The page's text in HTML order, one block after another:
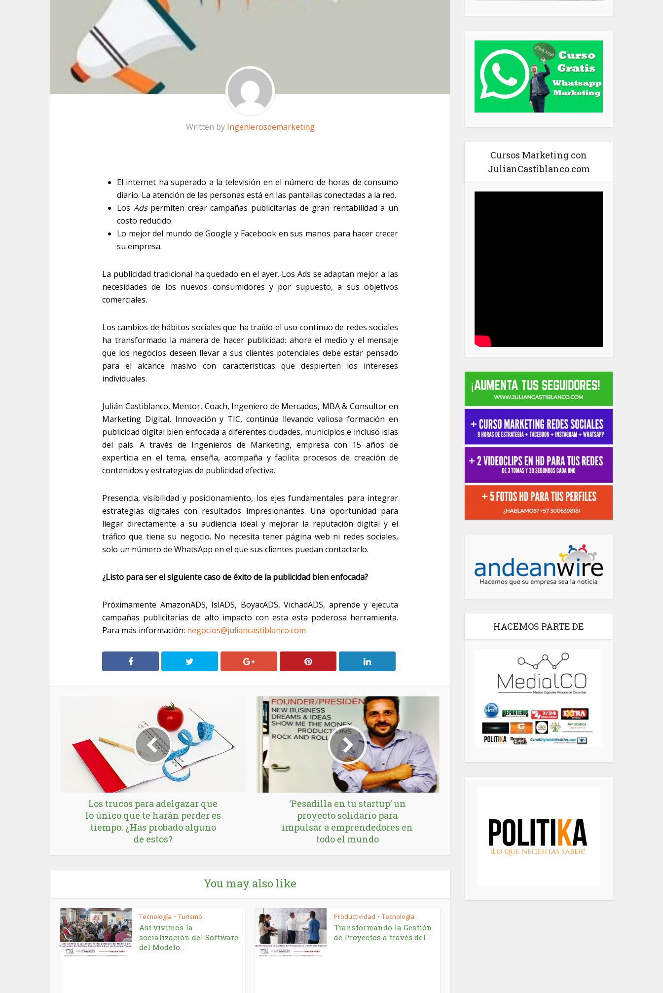
Written by Ingenierosdemarketing
El internet ha superado a la televisión en el número de horas de consumo
diario. La atención de las personas está en las pantallas conectadas a la red.
Los Ads permiten crear campañas publicitarias de gran rentabilidad a un
costo reducido.
Lo mejor del mundo de Google y Facebook en sus manos para hacer crecer
su empresa.
La publicidad tradicional ha quedado en el ayer. Los Ads se adaptan mejor a las
necesidades de los nuevos consumidores y por supuesto, a sus objetivos
comerciales.
Los cambios de hábitos sociales que ha traído el uso continuo de redes sociales
ha transformado la manera de hacer publicidad: ahora el medio y el mensaje
que los negocios deseen llevar a sus clientes potenciales debe estar pensado
para el alcance masivo con características que despierten los intereses
individuales.
Julián Castiblanco, Mentor, Coach, Ingeniero de Mercados, MBA & Consultor en
Marketing Digital, Innovación y TIC, continúa llevando valiosa formación en
publicidad digital bien enfocada a diferentes ciudades, municipios e incluso islas
del país. A través de Ingenieros de Marketing, empresa con 15 años de
experticia en el tema, enseña, acompaña y facilita procesos de creación de
contenidos y estrategias de publicidad efectiva.
Presencia, visibilidad y posicionamiento, los ejes fundamentales para integrar
estrategias digitales con resultados impresionantes. Una oportunidad para
llegar directamente a su audiencia ideal y mejorar la reputación digital y el
tráfico que tiene su negocio. No necesita tener página web ni redes sociales,
solo un número de WhatsApp en el que sus clientes puedan contactarlo.
¿Listo para ser el siguiente caso de éxito de la publicidad bien enfocada?
Próximamente AmazonADS, IslADS, BoyacADS, VichadADS, aprende y ejecuta
campañas publicitarias de alto impacto con esta esta poderosa herramienta.
Para más información: negocios@juliancastiblanco.com
Los trucos para adelgazar que
lo único que te harán perder es
tiempo. ¿Has probado alguno
de estos?
‘Pesadilla en tu startup’ un
proyecto solidario para
impulsar a emprendedores en
todo el mundo
You may also like
Tecnología • Turismo
Así vivimos la
socialización del Software
del Modelo...
Productividad • Tecnología
Transformando la Gestión
de Proyectos a través del...
Cursos Marketing con
JulianCastiblanco.com
HACEMOS PARTE DE